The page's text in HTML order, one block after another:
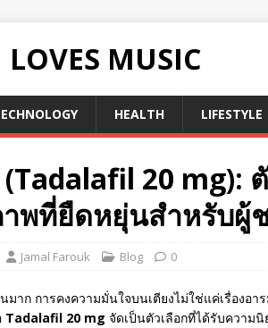
MUSIC
HEALTH LIFESTYLE
20 mg):
พที่ยืดหยุ่นสำหรับผู้
Jamal Farouk Blog 0
มาก การคงความมั่นใจบนเตียงไม่ใช่แค่เรื่องอ
Tadalafil 20 mg จัดเป็นตัวเลือกที่ได้รับความ